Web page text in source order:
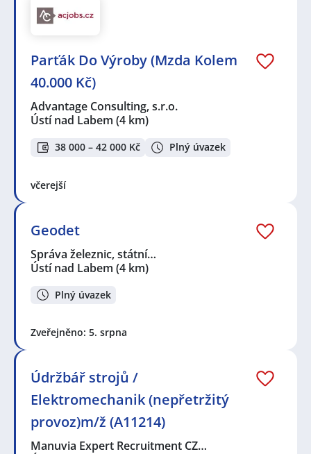
Parťák Do Výroby (Mzda Kolem
40.000 Kč)
Advantage Consulting, s.r.o.
Ústí nad Labem (4 km)
38 000 – 42 000 Kč Plný úvazek
včerejší
Geodet
Správa železnic, státní…
Ústí nad Labem (4 km)
Plný úvazek
Zveřejněno: 5. srpna
Údržbář strojů /
Elektromechanik (nepřetržitý
provoz)m/ž (A11214)
Manuvia Expert Recruitment CZ…